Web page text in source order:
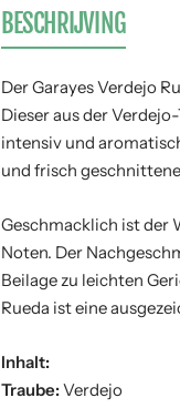
BESCHRIJVING
Der Garayes Verdejo
Dieser aus der
intensiv und
und frisch
Geschmacklich ist der
Noten. Der
Beilage zu leichten
Rueda ist eine
Inhalt:
Traube:Verdejo